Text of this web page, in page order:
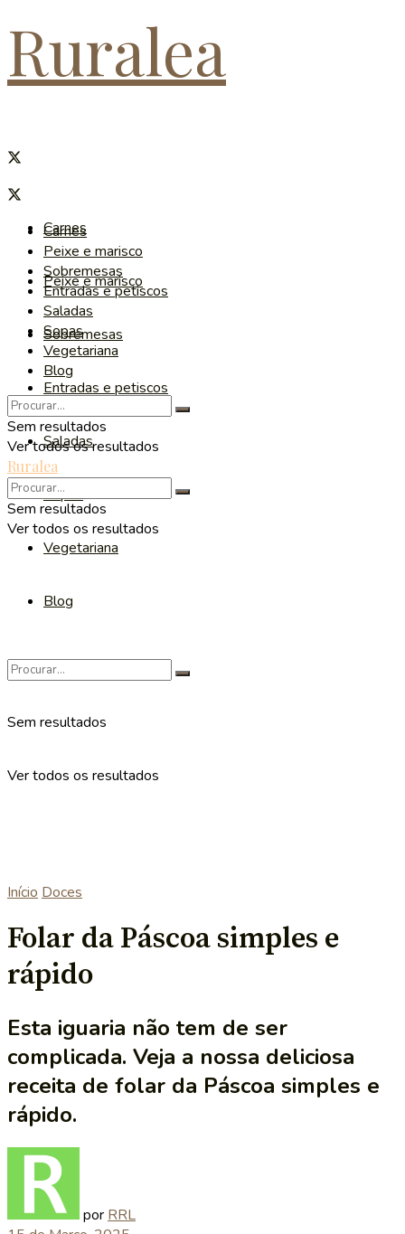
Ruralea
Carnes
Peixe e marisco
Sobremesas
Entradas e petiscos
Saladas
Sopas
Vegetariana
Blog
Sem resultados
Ver todos os resultados
Carnes
Peixe e marisco
Sobremesas
Entradas e petiscos
Saladas
Sopas
Vegetariana
Blog
Sem resultados
Ver todos os resultados
Ruralea
Sem resultados
Ver todos os resultados
Início Doces
Folar da Páscoa simples e
rápido
Esta iguaria não tem de ser
complicada. Veja a nossa deliciosa
receita de folar da Páscoa simples e
rápido.
por RRL